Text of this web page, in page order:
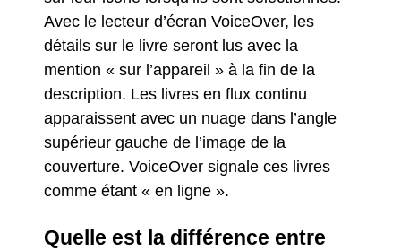
Avec le lecteur d’écran VoiceOver, les
détails sur le livre seront lus avec la
mention « sur l’appareil » à la fin de la
description. Les livres en flux continu
apparaissent avec un nuage dans l’angle
supérieur gauche de l’image de la
couverture. VoiceOver signale ces livres
comme étant « en ligne ».
Quelle est la différence entre